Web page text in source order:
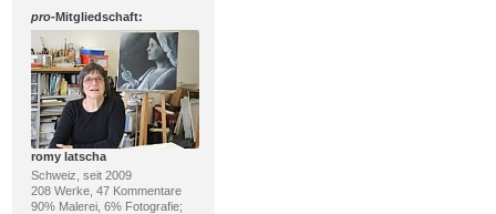
pro-Mitgliedschaft:
romy latscha
Schweiz, seit 2009
208 Werke, 47 Kommentare
90% Malerei, 6% Fotografie;